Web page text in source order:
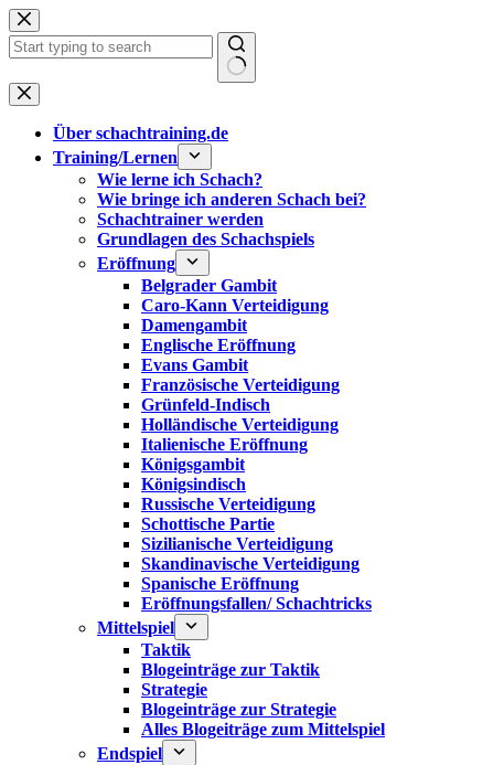
Zum
Inhalt
springen
Keine
Ergebnisse
Über schachtraining.de
Training/Lernen
Wie lerne ich Schach?
Wie bringe ich anderen Schach bei?
Schachtrainer werden
Grundlagen des Schachspiels
Eröffnung
Belgrader Gambit
Caro-Kann Verteidigung
Damengambit
Englische Eröffnung
Evans Gambit
Französische Verteidigung
Grünfeld-Indisch
Holländische Verteidigung
Italienische Eröffnung
Königsgambit
Königsindisch
Russische Verteidigung
Schottische Partie
Sizilianische Verteidigung
Skandinavische Verteidigung
Spanische Eröffnung
Eröffnungsfallen/ Schachtricks
Mittelspiel
Taktik
Blogeinträge zur Taktik
Strategie
Blogeinträge zur Strategie
Alles Blogeiträge zum Mittelspiel
Endspiel